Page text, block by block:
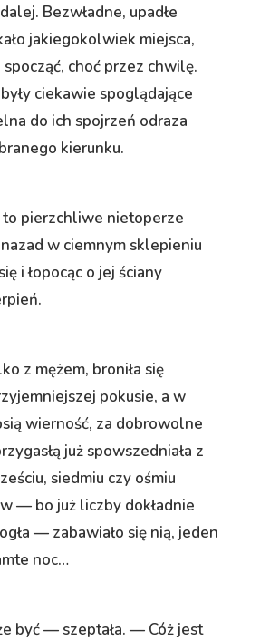
Bezwładne, upadłe
jakiegokolwiek miejsca,
choć przez chwilę.
ciekawie spoglądające
do ich spojrzeń odraza
kierunku.
to pierzchliwe nietoperze
w ciemnym sklepieniu
i łopocąc o jej ściany
z mężem, broniła się
pokusie, a w
wierność, za dobrowolne
już spowszedniała z
siedmiu czy ośmiu
— bo już liczby dokładnie
— zabawiało się nią, jeden
noc…
być — szeptała. — Cóż jest